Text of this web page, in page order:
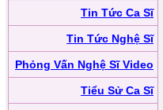
Tin Tức Ca Sĩ
Tin Tức Nghệ Sĩ
Phỏng Vấn Nghệ Sĩ Video
Tiểu Sử Ca Sĩ